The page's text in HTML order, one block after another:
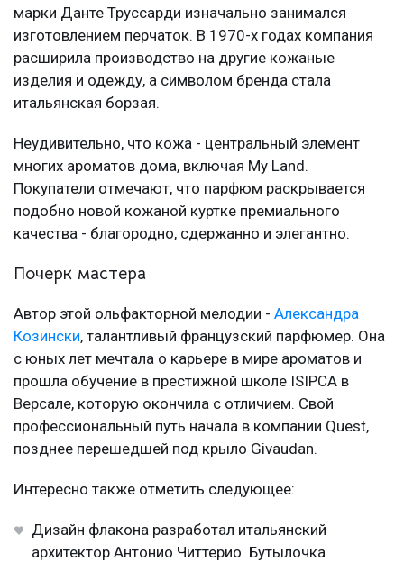
марки Данте Труссарди изначально занимался
изготовлением перчаток. В 1970-х годах компания
расширила производство на другие кожаные
изделия и одежду, а символом бренда стала
итальянская борзая.
Неудивительно, что кожа - центральный элемент
многих ароматов дома, включая My Land.
Покупатели отмечают, что парфюм раскрывается
подобно новой кожаной куртке премиального
качества - благородно, сдержанно и элегантно.
Почерк мастера
Автор этой ольфакторной мелодии - Александра
Козински, талантливый французский парфюмер. Она
с юных лет мечтала о карьере в мире ароматов и
прошла обучение в престижной школе ISIPCA в
Версале, которую окончила с отличием. Свой
профессиональный путь начала в компании Quest,
позднее перешедшей под крыло Givaudan.
Интересно также отметить следующее:
Дизайн флакона разработал итальянский
архитектор Антонио Читтерио. Бутылочка